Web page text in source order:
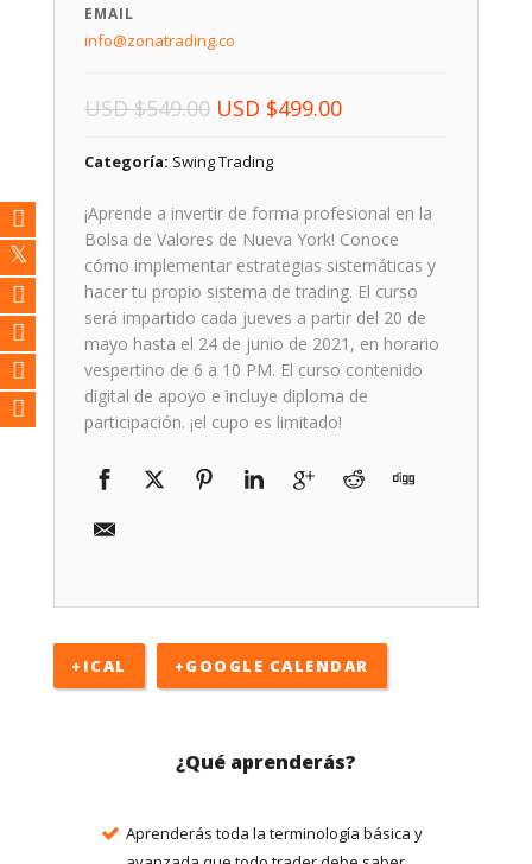
EMAIL
info@zonatrading.co
USD$549.00 El
original
era:
USD $549.00.
USD $499.00El
es:
USD $499.00.
Categoría: Swing Trading
¡Aprende a invertir de forma profesional en la
Bolsa de Valores de Nueva York! Conoce
cómo implementar estrategias sistemáticas y
hacer tu propio sistema de trading. El curso
será impartido cada jueves a partir del 20 de
mayo hasta el 24 de junio de 2021, en horario
vespertino de 6 a 10 PM. El curso contenido
digital de apoyo e incluye diploma de
participación. ¡el cupo es limitado!
+ICAL +GOOGLE CALENDAR
¿Qué aprenderás?
Aprenderás toda la terminología básica y